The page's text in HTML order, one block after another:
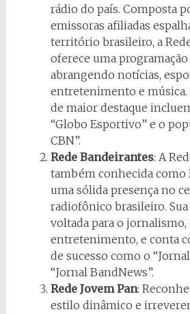
rádio do país. Composta
emissoras afiliadas
território brasileiro, a
oferece uma
abrangendo notícias,
entretenimento e música.
de maior destaque
“Globo Esportivo” e o
CBN”.
Rede Bandeirantes: A
também conhecida como
uma sólida presença no
radiofônico brasileiro.
voltada para o jornalismo,
entretenimento, e conta
de sucesso como o
“Jornal BandNews”.
Rede Jovem Pan:
estilo dinâmico e